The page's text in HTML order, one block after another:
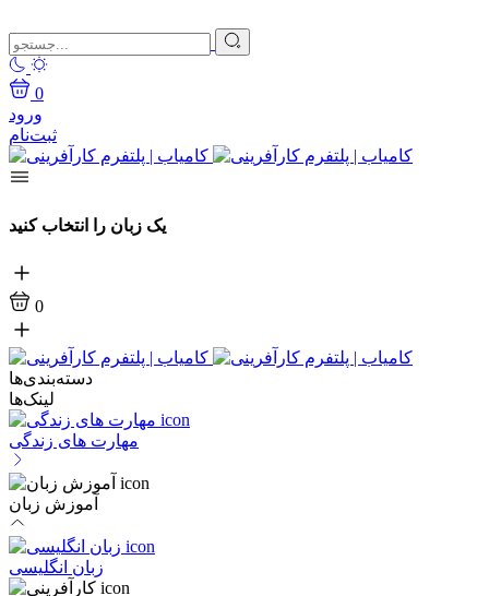
0
ورود
ثبت‌نام
یک زبان را انتخاب کنید
0
دسته‌بندی‌ها
لینک‌ها
مهارت های زندگی
آموزش زبان
زبان انگلیسی